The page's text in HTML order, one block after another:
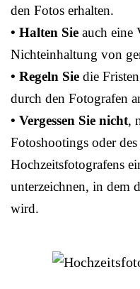
den Fotos erhalten.
• Halten Sie auch eine
Nichteinhaltung von
• Regeln Sie die
durch den Fotografen
• Vergessen Sie nicht,
Fotoshootings oder
Hochzeitsfotografens
unterzeichnen, in dem
wird.